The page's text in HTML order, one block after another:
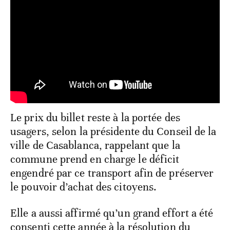
Le prix du billet reste à la portée des
usagers, selon la présidente du Conseil de la
ville de Casablanca, rappelant que la
commune prend en charge le déficit
engendré par ce transport afin de préserver
le pouvoir d’achat des citoyens.
Elle a aussi affirmé qu’un grand effort a été
consenti cette année à la résolution du